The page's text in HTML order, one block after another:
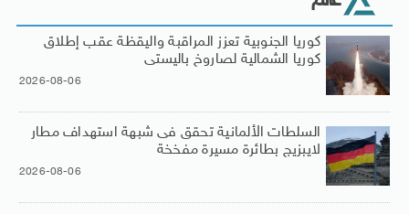
كوريا الجنوبية تعزز المراقبة واليقظة عقب إطلاق
كوريا الشمالية لصاروخ باليستى
2026-08-06
السلطات الألمانية تحقق فى شبهة استهداف مطار
لايبزيج بطائرة مسيرة مفخخة
2026-08-06